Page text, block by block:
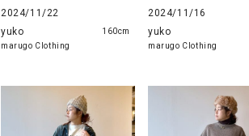
2024/11/22
yuko
marugo Clothing
160cm
2024/11/16
yuko
marugo Clothing